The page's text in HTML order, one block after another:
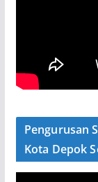
Pengurusan
Kota Depok